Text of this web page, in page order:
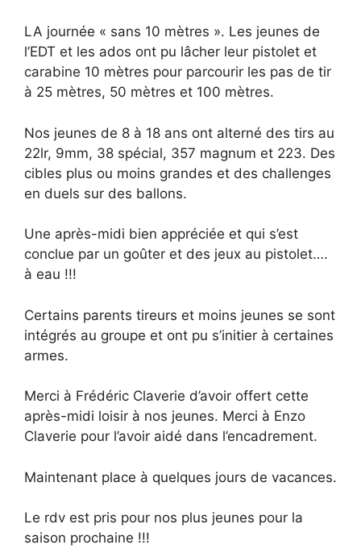
LA journée « sans 10 mètres ». Les jeunes de
l’EDT et les ados ont pu lâcher leur pistolet et
carabine 10 mètres pour parcourir les pas de tir
à 25 mètres, 50 mètres et 100 mètres.
Nos jeunes de 8 à 18 ans ont alterné des tirs au
22lr, 9mm, 38 spécial, 357 magnum et 223. Des
cibles plus ou moins grandes et des challenges
en duels sur des ballons.
Une après-midi bien appréciée et qui s’est
conclue par un goûter et des jeux au pistolet….
à eau !!!
Certains parents tireurs et moins jeunes se sont
intégrés au groupe et ont pu s’initier à certaines
armes.
Merci à Frédéric Claverie d’avoir offert cette
après-midi loisir à nos jeunes. Merci à Enzo
Claverie pour l’avoir aidé dans l’encadrement.
Maintenant place à quelques jours de vacances.
Le rdv est pris pour nos plus jeunes pour la
saison prochaine !!!